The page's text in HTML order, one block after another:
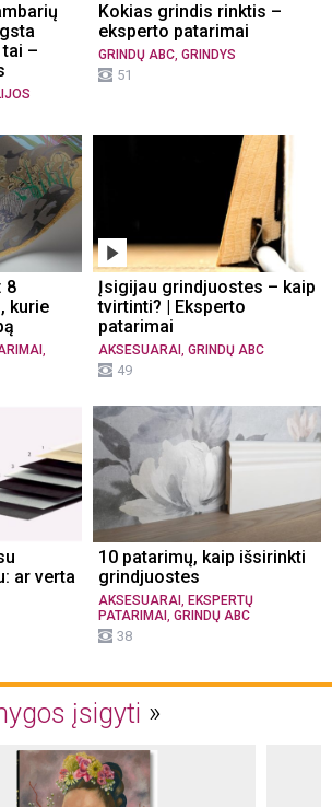
tai –
Kokias grindis rinktis –
eksperto patarimai
GRINDŲ ABC, GRINDYS
51
8
kurie
Įsigijau grindjuostes – kaip
tvirtinti? | Eksperto
patarimai
AKSESUARAI GRINDŲ ABC
49
ar verta
10 patarimų, kaip išsirinkti
grindjuostes
AKSESUARAI
EKSPERTŲ
PATARIMAI
GRINDŲ ABC
38
įsigyti